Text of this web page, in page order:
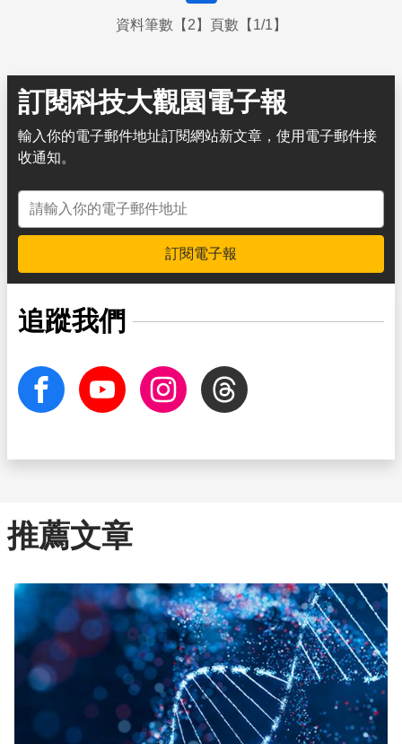
資料筆數【2】頁數【1/1】
訂閱科技大觀園電子報
輸入你的電子郵件地址訂閱網站新文章，使用電子郵件接
收通知。
電子郵件地址
訂閱電子報
追蹤我們
facebook Youtube InstagramThreads
推薦文章